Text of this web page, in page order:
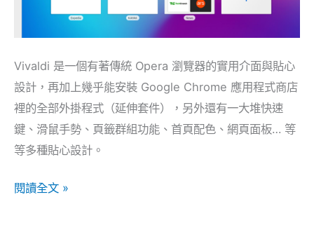
Vivaldi 是一個有著傳統 Opera 瀏覽器的實用介面與貼心
設計，再加上幾乎能安裝 Google Chrome 應用程式商店
裡的全部外掛程式（延伸套件），另外還有一大堆快速
鍵、滑鼠手勢、頁籤群組功能、首頁配色、網頁面板… 等
等多種貼心設計。
群
組
閱讀全文 »